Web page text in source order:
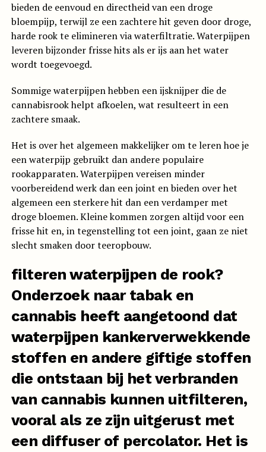
bieden de eenvoud en directheid van een droge
bloempijp, terwijl ze een zachtere hit geven door droge,
harde rook te elimineren via waterfiltratie. Waterpijpen
leveren bijzonder frisse hits als er ijs aan het water
wordt toegevoegd.
Sommige waterpijpen hebben een ijsknijper die de
cannabisrook helpt afkoelen, wat resulteert in een
zachtere smaak.
Het is over het algemeen makkelijker om te leren hoe je
een waterpijp gebruikt dan andere populaire
rookapparaten. Waterpijpen vereisen minder
voorbereidend werk dan een joint en bieden over het
algemeen een sterkere hit dan een verdamper met
droge bloemen. Kleine kommen zorgen altijd voor een
frisse hit en, in tegenstelling tot een joint, gaan ze niet
slecht smaken door teeropbouw.
filteren waterpijpen de rook?
Onderzoek naar tabak en
cannabis heeft aangetoond dat
waterpijpen kankerverwekkende
stoffen en andere giftige stoffen
die ontstaan bij het verbranden
van cannabis kunnen uitfilteren,
vooral als ze zijn uitgerust met
een diffuser of percolator. Het is